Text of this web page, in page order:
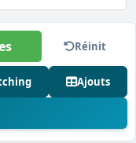
Réinit
Ajouts